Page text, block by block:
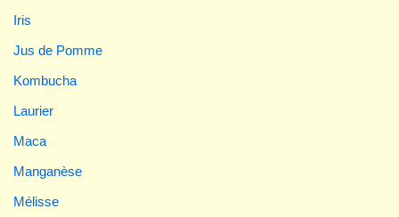
Iris
Jus de Pomme
Kombucha
Laurier
Maca
Manganèse
Mélisse